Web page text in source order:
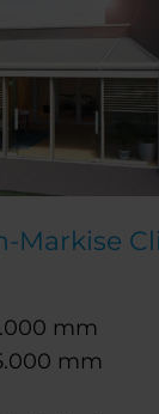
Markise
mm
mm